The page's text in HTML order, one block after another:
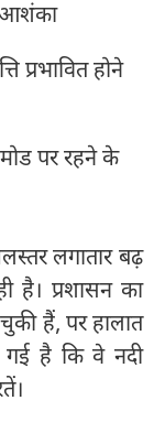
आशंका
प्रभावित होने
पर रहने के
लगातार बढ़
है। प्रशासन का
हैं, पर हालात
है कि वे नदी